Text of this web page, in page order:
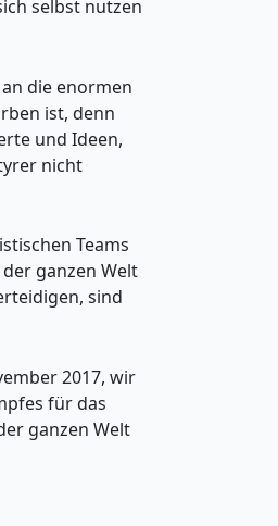
selbst nutzen
die enormen
ist, denn
und Ideen,
nicht
Teams
ganzen Welt
sind
2017, wir
für das
ganzen Welt